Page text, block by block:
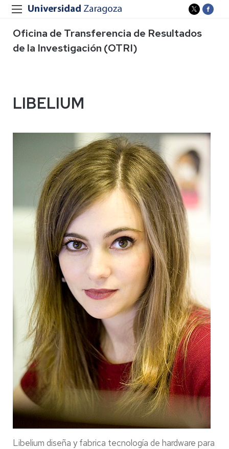
Oficina de Transferencia de Resultados
de la Investigación (OTRI)
LIBELIUM
Libelium diseña y fabrica tecnología de hardware para